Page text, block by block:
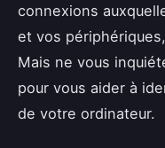
connexions
et vos
Mais ne vous
pour vous aider à
de votre ordinateur.